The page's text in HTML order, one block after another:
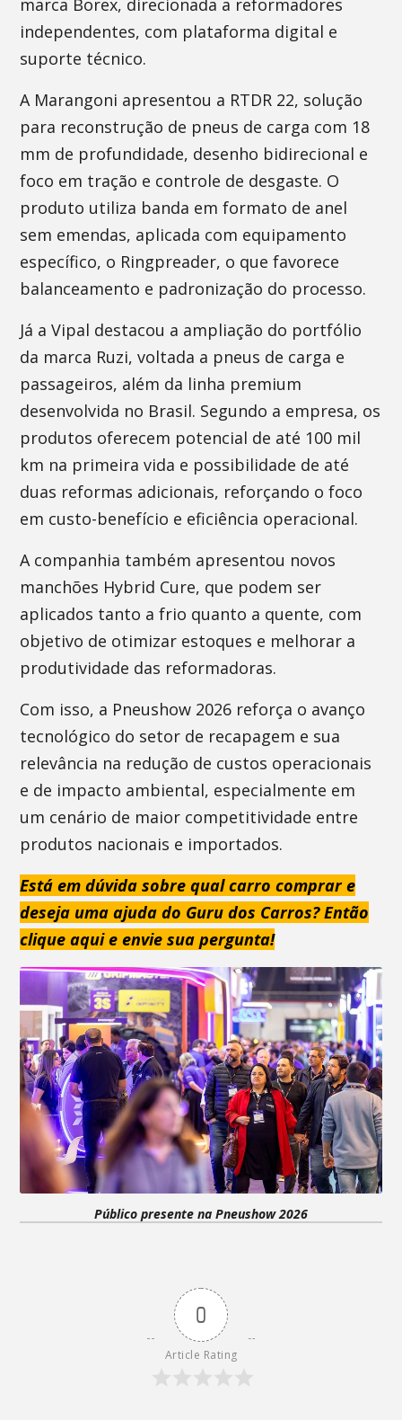
marca Borex, direcionada a reformadores
independentes, com plataforma digital e
suporte técnico.
A Marangoni apresentou a RTDR 22, solução
para reconstrução de pneus de carga com 18
mm de profundidade, desenho bidirecional e
foco em tração e controle de desgaste. O
produto utiliza banda em formato de anel
sem emendas, aplicada com equipamento
específico, o Ringpreader, o que favorece
balanceamento e padronização do processo.
Já a Vipal destacou a ampliação do portfólio
da marca Ruzi, voltada a pneus de carga e
passageiros, além da linha premium
desenvolvida no Brasil. Segundo a empresa, os
produtos oferecem potencial de até 100 mil
km na primeira vida e possibilidade de até
duas reformas adicionais, reforçando o foco
em custo-benefício e eficiência operacional.
A companhia também apresentou novos
manchões Hybrid Cure, que podem ser
aplicados tanto a frio quanto a quente, com
objetivo de otimizar estoques e melhorar a
produtividade das reformadoras.
Com isso, a Pneushow 2026 reforça o avanço
tecnológico do setor de recapagem e sua
relevância na redução de custos operacionais
e de impacto ambiental, especialmente em
um cenário de maior competitividade entre
produtos nacionais e importados.
Está em dúvida sobre qual carro comprar e
deseja uma ajuda do Guru dos Carros? Então
clique aqui e envie sua pergunta!
Público presente na Pneushow 2026
0
Article Rating